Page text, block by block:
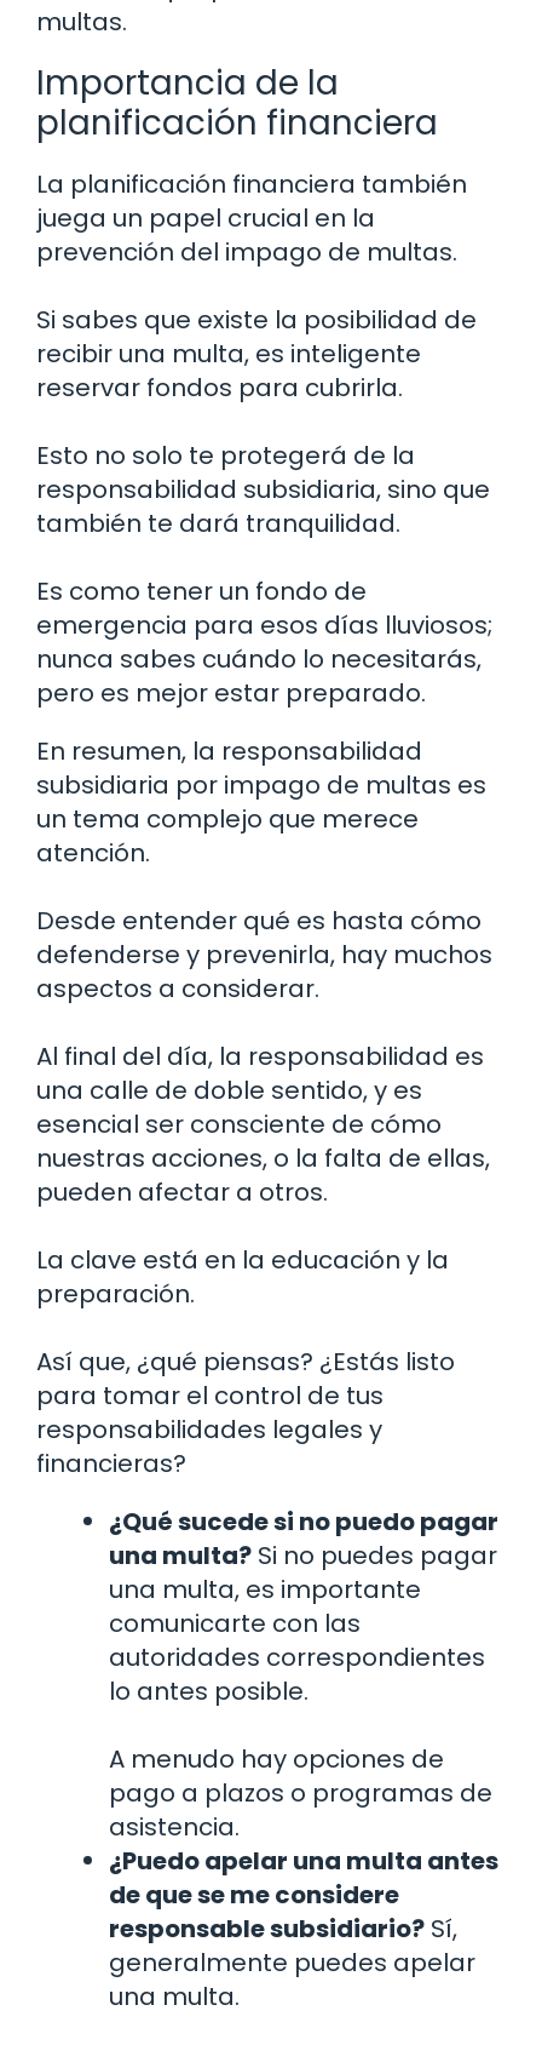
multas.
Importancia de la
planificación financiera
La planificación financiera también
juega un papel crucial en la
prevención del impago de multas.
Si sabes que existe la posibilidad de
recibir una multa, es inteligente
reservar fondos para cubrirla.
Esto no solo te protegerá de la
responsabilidad subsidiaria, sino que
también te dará tranquilidad.
Es como tener un fondo de
emergencia para esos días lluviosos;
nunca sabes cuándo lo necesitarás,
pero es mejor estar preparado.
En resumen, la responsabilidad
subsidiaria por impago de multas es
un tema complejo que merece
atención.
Desde entender qué es hasta cómo
defenderse y prevenirla, hay muchos
aspectos a considerar.
Al final del día, la responsabilidad es
una calle de doble sentido, y es
esencial ser consciente de cómo
nuestras acciones, o la falta de ellas,
pueden afectar a otros.
La clave está en la educación y la
preparación.
Así que, ¿qué piensas? ¿Estás listo
para tomar el control de tus
responsabilidades legales y
financieras?
¿Qué sucede si no puedo pagar
una multa? Si no puedes pagar
una multa, es importante
comunicarte con las
autoridades correspondientes
lo antes posible.
A menudo hay opciones de
pago a plazos o programas de
asistencia.
¿Puedo apelar una multa antes
de que se me considere
responsable subsidiario? Sí,
generalmente puedes apelar
una multa.